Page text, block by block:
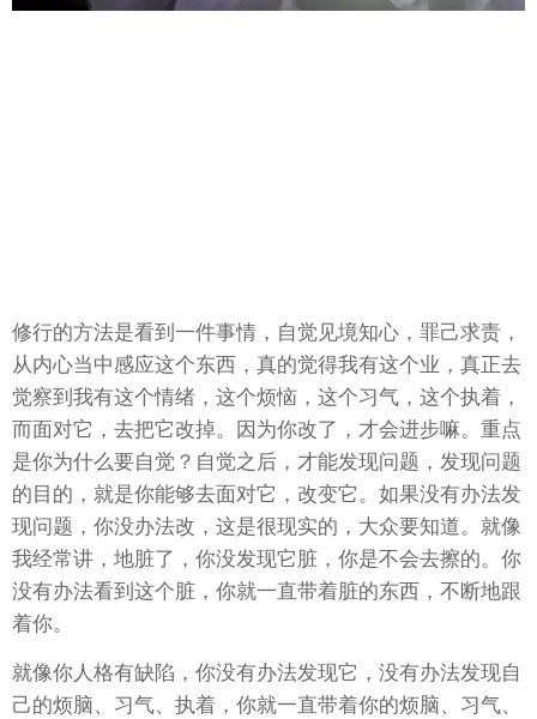
修行的方法是看到一件事情，自觉见境知心，罪己求责，
从内心当中感应这个东西，真的觉得我有这个业，真正去
觉察到我有这个情绪，这个烦恼，这个习气，这个执着，
而面对它，去把它改掉。因为你改了，才会进步嘛。重点
是你为什么要自觉？自觉之后，才能发现问题，发现问题
的目的，就是你能够去面对它，改变它。如果没有办法发
现问题，你没办法改，这是很现实的，大众要知道。就像
我经常讲，地脏了，你没发现它脏，你是不会去擦的。你
没有办法看到这个脏，你就一直带着脏的东西，不断地跟
着你。
就像你人格有缺陷，你没有办法发现它，没有办法发现自
己的烦脑、习气、执着，你就一直带着你的烦脑、习气、